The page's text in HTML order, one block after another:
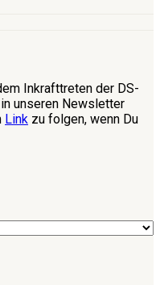
Inkrafttreten der DS-
unseren Newsletter
Link zu folgen, wenn Du